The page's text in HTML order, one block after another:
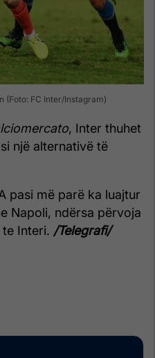
(Foto: FC Inter/Instagram)
, Inter thuhet
një alternativë të
pasi më parë ka luajtur
Napoli, ndërsa përvoja
Interi. /Telegrafi/